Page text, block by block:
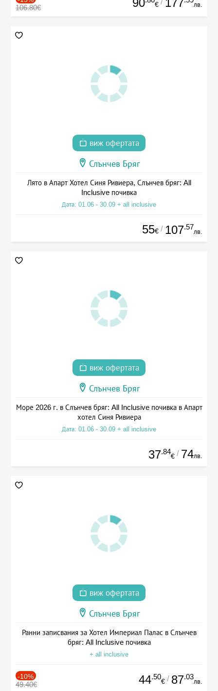
106.80€ 90 € 177 лв.
виж офертата
Слънчев Бряг
Лято в Апарт Хотел Синя Ривиера, Слънчев бряг: All
Inclusive почивка
Дата: 01.06 - 30.09 + all inclusive
55€ / 107.57
лв.
виж офертата
Слънчев Бряг
Море 2026 г. в Слънчев бряг: All Inclusive почивка в Апарт
хотел Синя Ривиера
Дата: 01.06 - 30.09 + all inclusive
37.84
€ / 74лв.
виж офертата
Слънчев Бряг
Ранни записвания за Хотел Империал Палас в Слънчев
бряг: All Inclusive почивка
+ all inclusive
-10%
49.40€ 44.50
€ / 87.03
лв.